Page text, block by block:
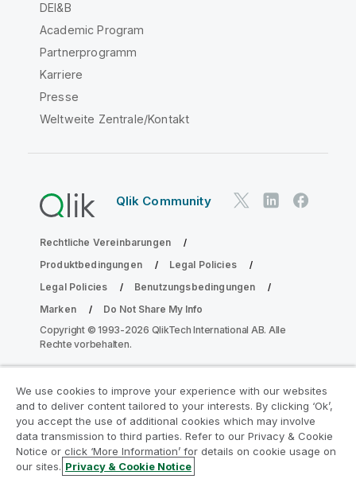
DEI&B
Academic Program
Partnerprogramm
Karriere
Presse
Weltweite Zentrale/Kontakt
Qlik Community
Rechtliche Vereinbarungen
Produktbedingungen
Legal Policies
Legal Policies
Benutzungsbedingungen
Marken
Do Not Share My Info
Copyright © 1993-2026 QlikTech International AB. Alle
Rechte vorbehalten.
Nehmen Sie am Analyse-
Modernisierungsprogramm teil
Modernisieren Sie mit dem Analyse-
Modernisierungsprogramm, ohne Ihre wertvollen
We use cookies to improve your experience with our websites
and to deliver content tailored to your interests. By clicking ‘Ok’,
you accept the use of additional cookies which may involve
data transmission to third parties. Refer to our Privacy & Cookie
Notice or click ‘More Information’ for details on cookie usage on
our sites. Privacy & Cookie Notice